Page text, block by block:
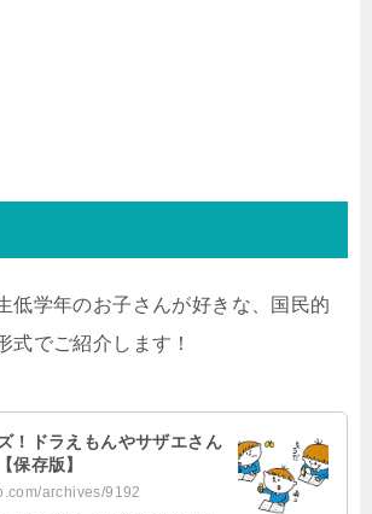
低学年のお子さんが好きな、国民的
式でご紹介します！
！ドラえもんやサザエさん
保存版】
archives/9192